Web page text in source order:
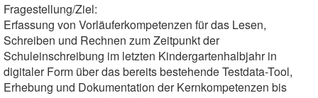
Fragestellung/Ziel:
Erfassung von Vorläuferkompetenzen für das Lesen,
Schreiben und Rechnen zum Zeitpunkt der
Schuleinschreibung im letzten Kindergartenhalbjahr in
digitaler Form über das bereits bestehende Testdata-Tool,
Erhebung und Dokumentation der Kernkompetenzen bis